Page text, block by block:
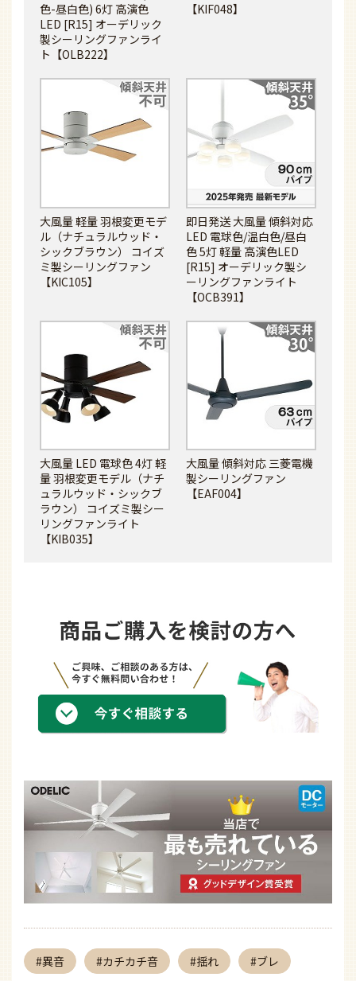
色-昼白色) 6灯 高演色
LED [R15] オーデリック
製シーリングファンライ
ト【OLB222】
【KIF048】
大風量 軽量 羽根変更モデ
ル（ナチュラルウッド・
シックブラウン） コイズ
ミ製シーリングファン
【KIC105】
即日発送 大風量 傾斜対応
LED 電球色/温白色/昼白
色 5灯 軽量 高演色LED
[R15] オーデリック製シ
ーリングファンライト
【OCB391】
大風量 LED 電球色 4灯 軽
量 羽根変更モデル（ナチ
ュラルウッド・シックブ
ラウン） コイズミ製シー
リングファンライト
【KIB035】
大風量 傾斜対応 三菱電機
製シーリングファン
【EAF004】
異音 カチカチ音 揺れ ブレ